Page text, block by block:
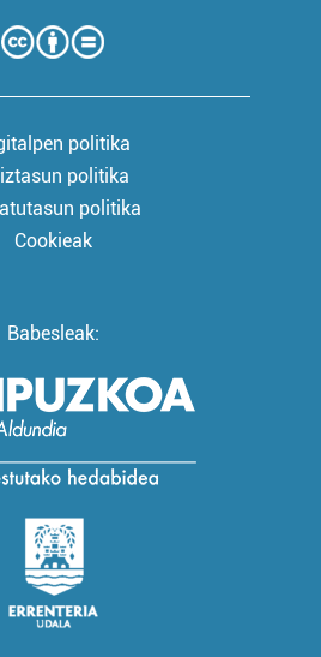
politika
politika
politika
Cookieak
Babesleak: